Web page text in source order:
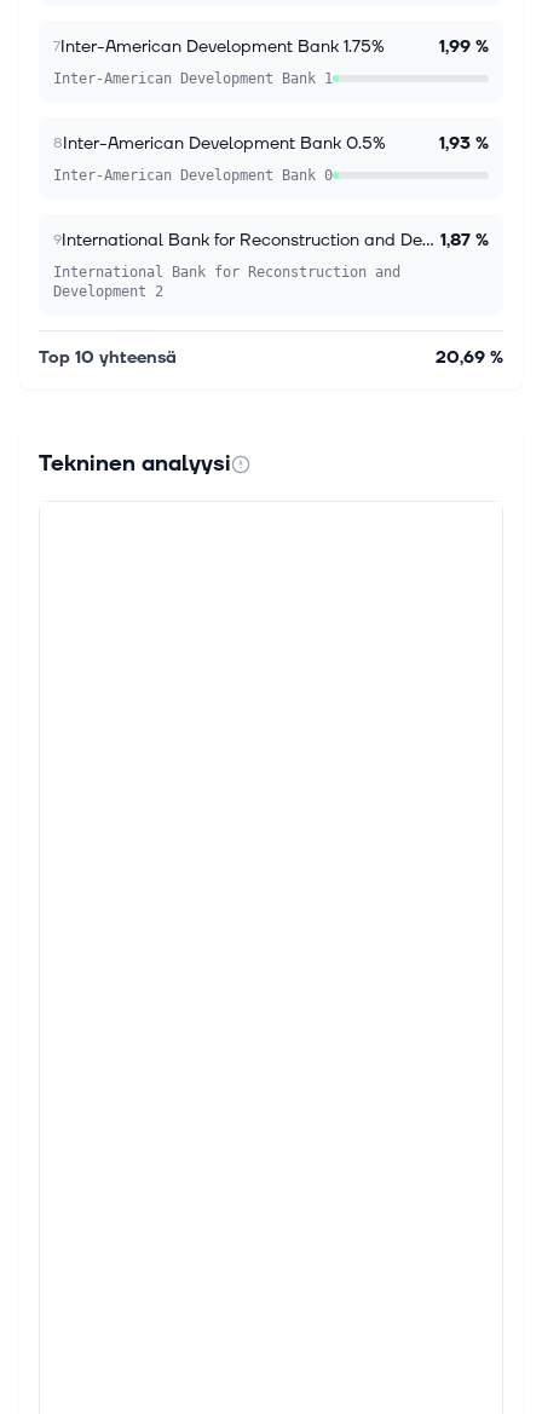
7Inter-American Development Bank 1.75% 1,99 %
Inter-American Development Bank 1
8Inter-American Development Bank 0.5% 1,93 %
Inter-American Development Bank 0
9 International Bank for Reconstruction and Development 2.5% 1,87 %
International Bank for Reconstruction and
Development 2
Top 10 yhteensä 20,69 %
Tekninen analyysi